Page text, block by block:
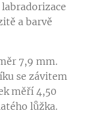
a barvě
7,9 mm.
se závitem
měří 4,50
lůžka.